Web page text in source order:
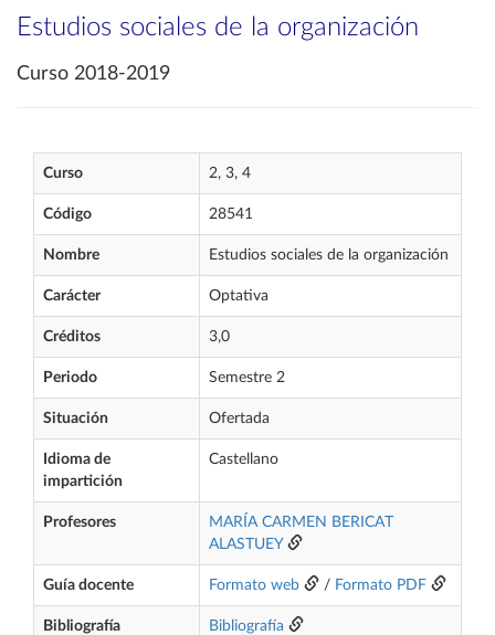
Estudios sociales de la organización
Curso 2018-2019
Curso 2, 3, 4
Código 28541
Nombre Estudios sociales de la organización
Carácter Optativa
Créditos 3,0
Periodo Semestre 2
Situación Ofertada
Idioma de
impartición
Castellano
Profesores
MARÍA CARMEN BERICAT
ALASTUEY
Guía docente Formato web / Formato PDF
Bibliografía
Bibliografía